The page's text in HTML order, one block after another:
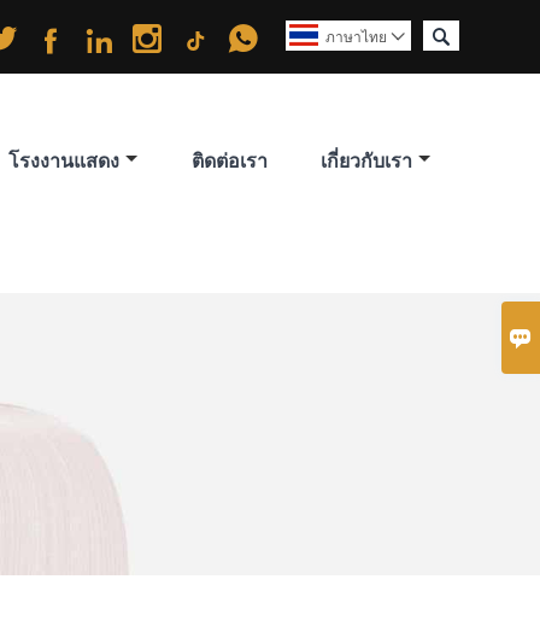


ภาษาไทย 
   
โรงงานแสดง ติดต่อเรา เกี่ยวกับเรา